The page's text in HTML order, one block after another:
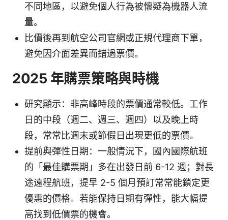
不同地區，以避免個人行為被懷疑為機器人流
量。
比價後再到航空公司官網或正規代理商下單，
避免因介面差異而錯過票價。
2025 年購票策略與時機
研究顯示：非高峰時段的票價通常較低。工作
日的中段（週二、週三、週四）以及晚上時
段，常常比週末或節假日出現更低的票價。
提前與彈性日期：一般情況下，國內國際航班
的「最佳購票期」多在出發日前 6-12 週；對長
途遠程航班，提早 2-5 個月預訂常常能鎖定更
優惠的價格。若能保持日期有彈性，能大幅提
高找到低價票的機會。